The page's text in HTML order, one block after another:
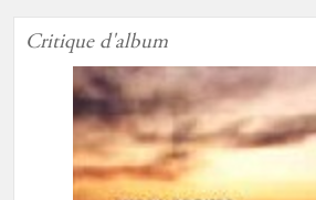
Critique d'album